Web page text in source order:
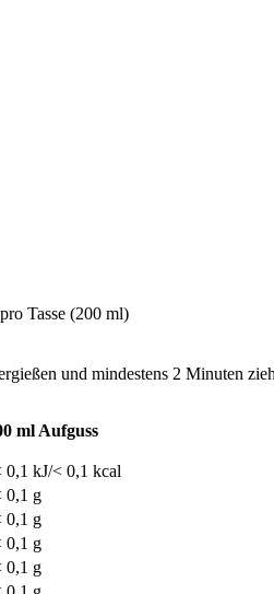
Tasse (200 ml)
und mindestens 2 Minuten
ml Aufguss
0,1 kJ/< 0,1 kcal
0,1 g
0,1 g
0,1 g
0,1 g